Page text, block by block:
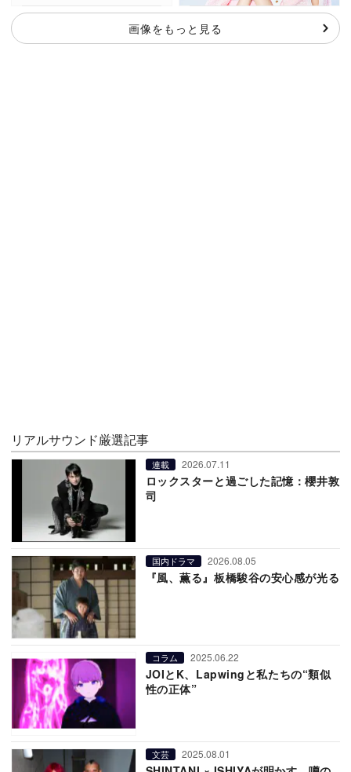
画像をもっと見る
リアルサウンド厳選記事
連載 2026.07.11
ロックスターと過ごした記憶：櫻井敦
司
国内ドラマ 2026.08.05
『風、薫る』板橋駿谷の安心感が光る
コラム 2025.06.22
JOIとK、Lapwingと私たちの“類似
性の正体”
文芸 2025.08.01